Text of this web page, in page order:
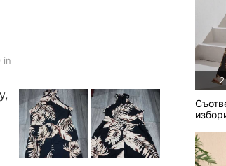
Размер: 11-12г
in
2